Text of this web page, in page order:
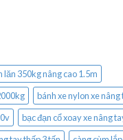
lăn 350kg nâng cao 1.5m
bánh xe nylon xe nâng
bạc đạn cổ xoay xe nâng